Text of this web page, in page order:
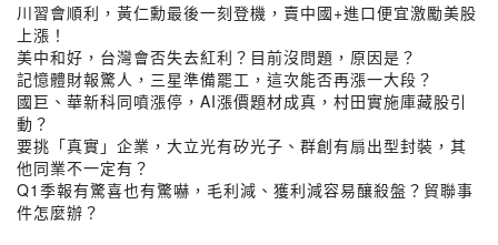
川習會順利，黃仁勳最後一刻登機，賣中國+進口便宜激勵美股
上漲！
美中和好，台灣會否失去紅利？目前沒問題，原因是？
記憶體財報驚人，三星準備罷工，這次能否再漲一大段？
國巨、華新科同噴漲停，AI漲價題材成真，村田實施庫藏股引
動？
要挑「真實」企業，大立光有矽光子、群創有扇出型封裝，其
他同業不一定有？
Q1季報有驚喜也有驚嚇，毛利減、獲利減容易釀殺盤？貿聯事
件怎麼辦？